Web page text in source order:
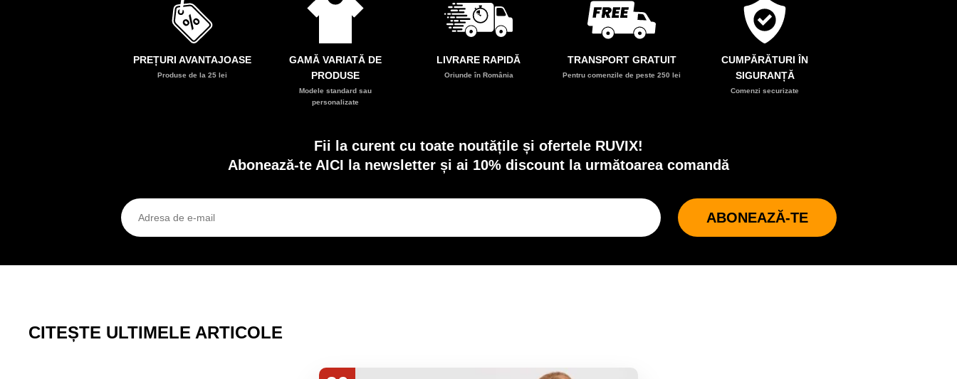
PREȚURI AVANTAJOASE
Produse de la 25 lei
GAMĂ VARIATĂ DE
PRODUSE
Modele standard sau
personalizate
LIVRARE RAPIDĂ
Oriunde în România
TRANSPORT GRATUIT
Pentru comenzile de peste 250 lei
CUMPĂRĂTURI ÎN
SIGURANȚĂ
Comenzi securizate
Fii la curent cu toate noutățile și ofertele RUVIX!
Abonează-te AICI la newsletter și ai 10% discount la următoarea comandă
ABONEAZĂ-TE
CITEȘTE ULTIMELE ARTICOLE